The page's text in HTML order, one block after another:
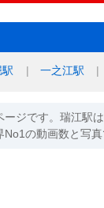
一之江駅
ジです。瑞江駅
の動画数と写